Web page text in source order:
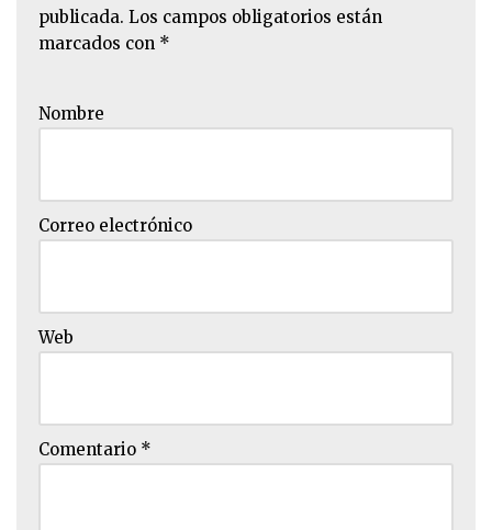
publicada. Los campos obligatorios están
marcados con *
Nombre
Correo electrónico
Web
Comentario *